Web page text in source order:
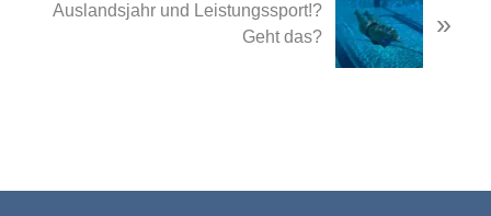
Post:
Auslandsjahr und Leistungssport!?
Geht das?
»